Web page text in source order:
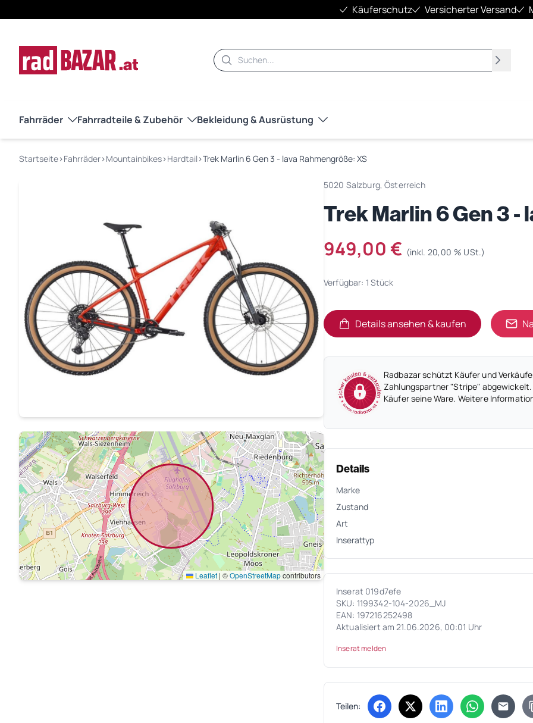
Käuferschutz Versicherter Versand
Suche
Suchen
Fahrräder Fahrradteile & Zubehör Bekleidung & Ausrüstung
Startseite›Fahrräder›Mountainbikes›Hardtail ›Trek Marlin 6 Gen 3 - lava Rahmengröße: XS
Leaflet | ©OpenStreetMapcontributors
5020 Salzburg, Österreich
Trek Marlin 6 Gen 3 -
949,00 € (inkl. 20,00 % USt.)
Verfügbar: 1 Stück
Details ansehen & kaufen
(öffnet in neuem Tab)
(öffnet in neuem Tab)
Radbazar schützt Käufer und
Zahlungspartner "Stripe"
Käufer seine Ware. Weitere
Details
Marke
Zustand
Art
Inserattyp
Inserat 019d7efe
SKU: 1199342-104-2026_MJ
EAN: 197216252498
Aktualisiert am 21.06.2026, 00:01 Uhr
Inserat melden
Teilen: (öffnet in neuem Tab)
(öffnet in neuem Tab)
(öffnet in neuem
(öffnet in